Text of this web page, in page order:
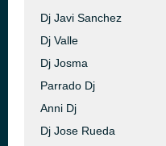
Dj Javi Sanchez
Dj Valle
Dj Josma
Parrado Dj
Anni Dj
Dj Jose Rueda